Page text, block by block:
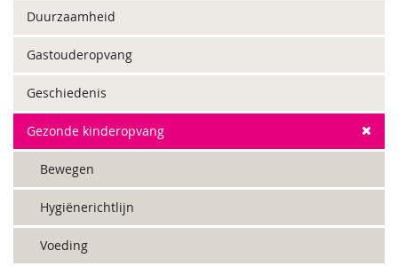
Duurzaamheid
Gastouderopvang
Geschiedenis
Gezonde kinderopvang
Bewegen
Hygiënerichtlijn
Voeding